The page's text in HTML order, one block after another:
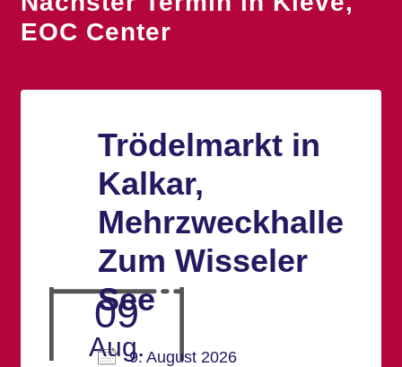
EOC Center
09
Aug.
Trödelmarkt in
Kalkar,
Mehrzweckhalle
Zum Wisseler
See
9. August 2026